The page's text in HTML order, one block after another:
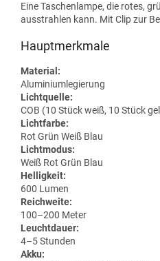
Eine Taschenlampe, die rotes,
ausstrahlen kann. Mit Clip zur
Hauptmerkmale
Material:
Aluminiumlegierung
Lichtquelle:
COB (10 Stück weiß, 10 Stück
Lichtfarbe:
Rot Grün Weiß Blau
Lichtmodus:
Weiß Rot Grün Blau
Helligkeit:
600 Lumen
Reichweite:
100–200 Meter
Leuchtdauer:
4–5 Stunden
Akku: